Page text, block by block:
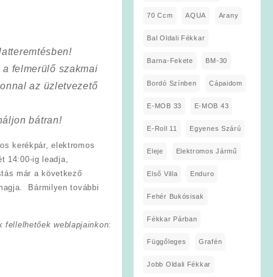
felmerülő szakmai
az üzletvezető
bátran!
kerékpár, elektromos
14:00-ig leadja,
már a következő
Bármilyen további
weblapjainkon:
70 Ccm AQUA Arany
Bal Oldali Fékkar
Barna-Fekete BM-30
Bordó Színben Cápaidom
E-MOB 33 E-MOB 43
E-Roll 11 Egyenes Szárú
Eleje Elektromos Jármű
Első Villa Enduro
Fehér Bukósisak
Fékkar Párban
Függőleges Grafén
Jobb Oldali Fékkar